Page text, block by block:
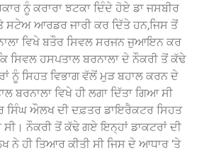
ਨੂੰ ਕਰਾਰਾ ਝਟਕਾ ਦਿੰਦੇ ਹੋਏ ਡਾ ਜਸਬੀਰ
ਸਟੇਅ ਆਰਡਰ ਜਾਰੀ ਕਰ ਦਿੱਤੇ ਹਨ,ਜਿਸ ਤੋਂ
ਵਿਖੇ ਬਤੌਰ ਸਿਵਲ ਸਰਜਨ ਜੁਆਇਨ ਕਰ
ਸਿਵਲ ਹਸਪਤਾਲ ਬਰਨਾਲਾ ਦੇ ਨੌਕਰੀ ਤੋਂ ਕੱਢੇ
ਨੂੰ ਸਿਹਤ ਵਿਭਾਗ ਵੱਲੋਂ ਮੁੜ ਬਹਾਲ ਕਰਨ ਦੇ
ਬਰਨਾਲਾ ਵਿਖੇ ਹੀ ਲਗਾ ਦਿੱਤਾ ਗਿਆ ਸੀ
ਸਿੰਘ ਔਲਖ ਦੀ ਦਫ਼ਤਰ ਡਾਇਰੈਕਟਰ ਸਿਹਤ
ਸੀ। ਨੌਕਰੀ ਤੋਂ ਕੱਢੇ ਗਏ ਇਨ੍ਹਾਂ ਡਾਕਟਰਾਂ ਦੀ
ਨੇ ਹੀ ਤਿਆਰ ਕੀਤੀ ਸੀ ਜਿਸ ਦੇ ਆਧਾਰ ‘ਤੇ